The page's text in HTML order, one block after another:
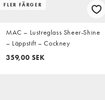
FLER FÄRGER
MAC – Lustreglass Sheer-Shine
– Läppstift – Cockney
359,00 SEK